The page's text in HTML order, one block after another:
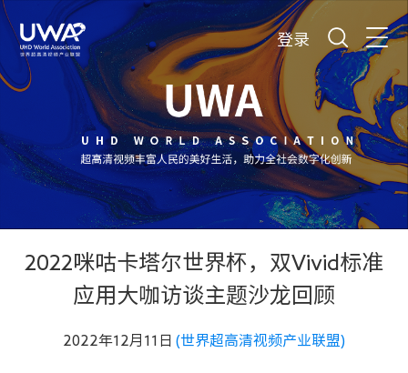
登录
2022咪咕卡塔尔世界杯，双Vivid标准
应用大咖访谈主题沙龙回顾
2022年12月11日 (世界超高清视频产业联盟)